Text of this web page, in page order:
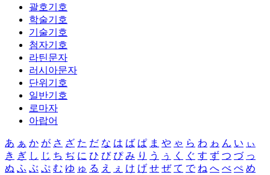
괄호기호
학술기호
기술기호
첨자기호
라틴문자
러시아문자
단위기호
일반기호
로마자
아랍어
あ ぁ か が さ ざ た だ な は ば ぱ ま や ゃ ら わ ゎ ん い ぃ
き ぎ し じ ち ぢ に ひ び ぴ み り う ぅ く ぐ す ず つ づ っ
ぬ ふ ぶ ぷ む ゆ ゅ る え ぇ け げ せ ぜ て で ね へ べ ぺ め